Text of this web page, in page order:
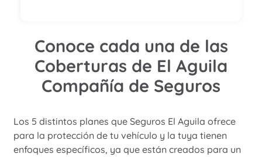
Conoce cada una de las
Coberturas de El Aguila
Compañía de Seguros
Los 5 distintos planes que Seguros El Aguila ofrece
para la protección de tu vehículo y la tuya tienen
enfoques específicos, ya que están creados para un